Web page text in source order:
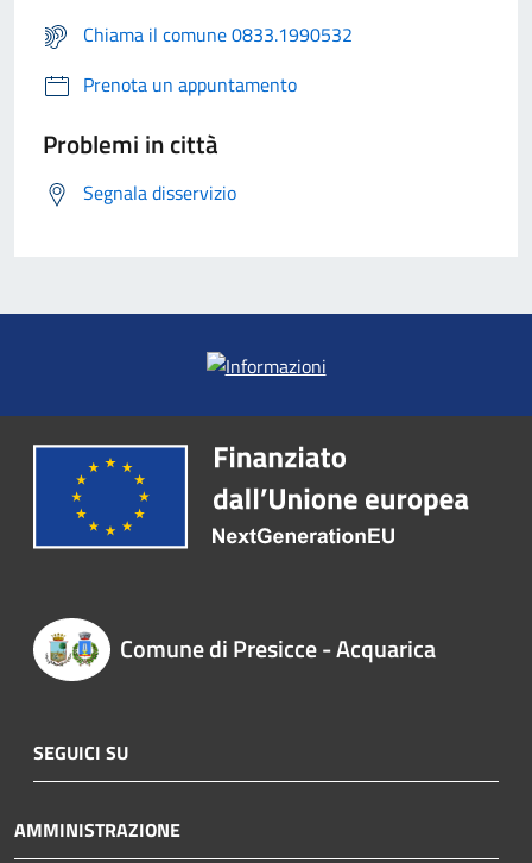
Chiama il comune 0833.1990532
Prenota un appuntamento
Problemi in città
Segnala disservizio
Comune di Presicce - Acquarica
SEGUICI SU
AMMINISTRAZIONE